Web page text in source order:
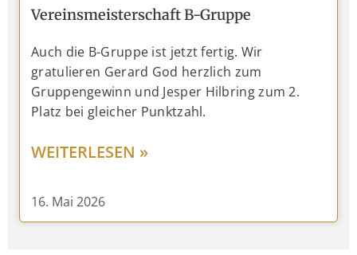
Vereinsmeisterschaft B-Gruppe
Auch die B-Gruppe ist jetzt fertig. Wir
gratulieren Gerard God herzlich zum
Gruppengewinn und Jesper Hilbring zum 2.
Platz bei gleicher Punktzahl.
WEITERLESEN »
16. Mai 2026